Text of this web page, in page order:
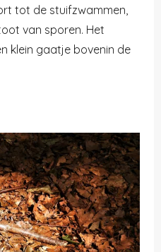
tot de stuifzwammen,
van sporen. Het
klein gaatje bovenin de